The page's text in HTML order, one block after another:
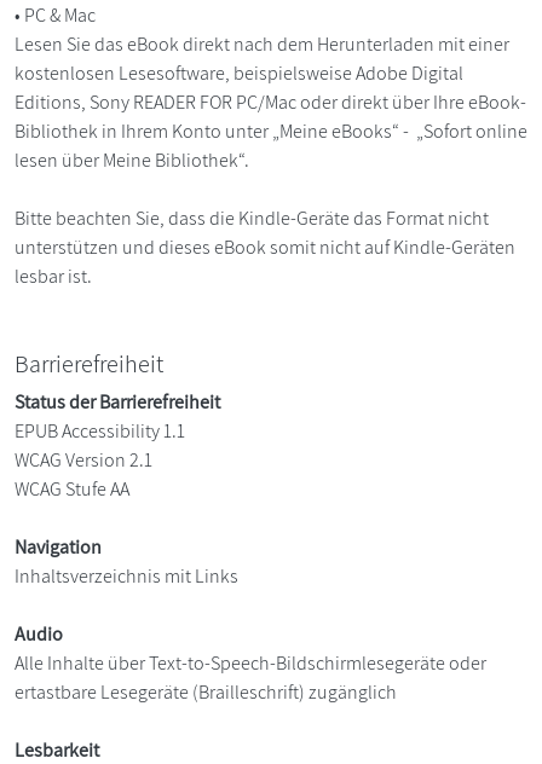
• PC & Mac
Lesen Sie das eBook direkt nach dem Herunterladen mit einer
kostenlosen Lesesoftware, beispielsweise Adobe Digital
Editions, Sony READER FOR PC/Mac oder direkt über Ihre eBook-
Bibliothek in Ihrem Konto unter „Meine eBooks“ - „Sofort online
lesen über Meine Bibliothek“.
Bitte beachten Sie, dass die Kindle-Geräte das Format nicht
unterstützen und dieses eBook somit nicht auf Kindle-Geräten
lesbar ist.
Barrierefreiheit
Status der Barrierefreiheit
EPUB Accessibility 1.1
WCAG Version 2.1
WCAG Stufe AA
Navigation
Inhaltsverzeichnis mit Links
Audio
Alle Inhalte über Text-to-Speech-Bildschirmlesegeräte oder
ertastbare Lesegeräte (Brailleschrift) zugänglich
Lesbarkeit